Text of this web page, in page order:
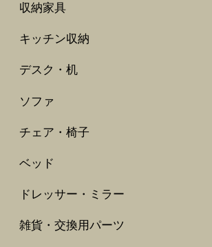
収納家具
キッチン収納
デスク・机
ソファ
チェア・椅子
ベッド
ドレッサー・ミラー
雑貨・交換用パーツ